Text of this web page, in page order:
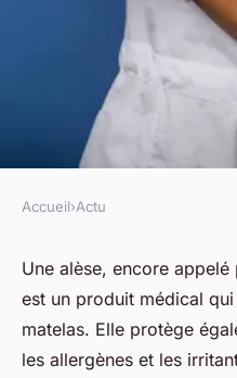
Quels sont les
choix d'une
fabienne•11 novembre 2023•
Accueil›Actu
Une alèse, encore
est un produit médical
matelas. Elle protège
les allergènes et les